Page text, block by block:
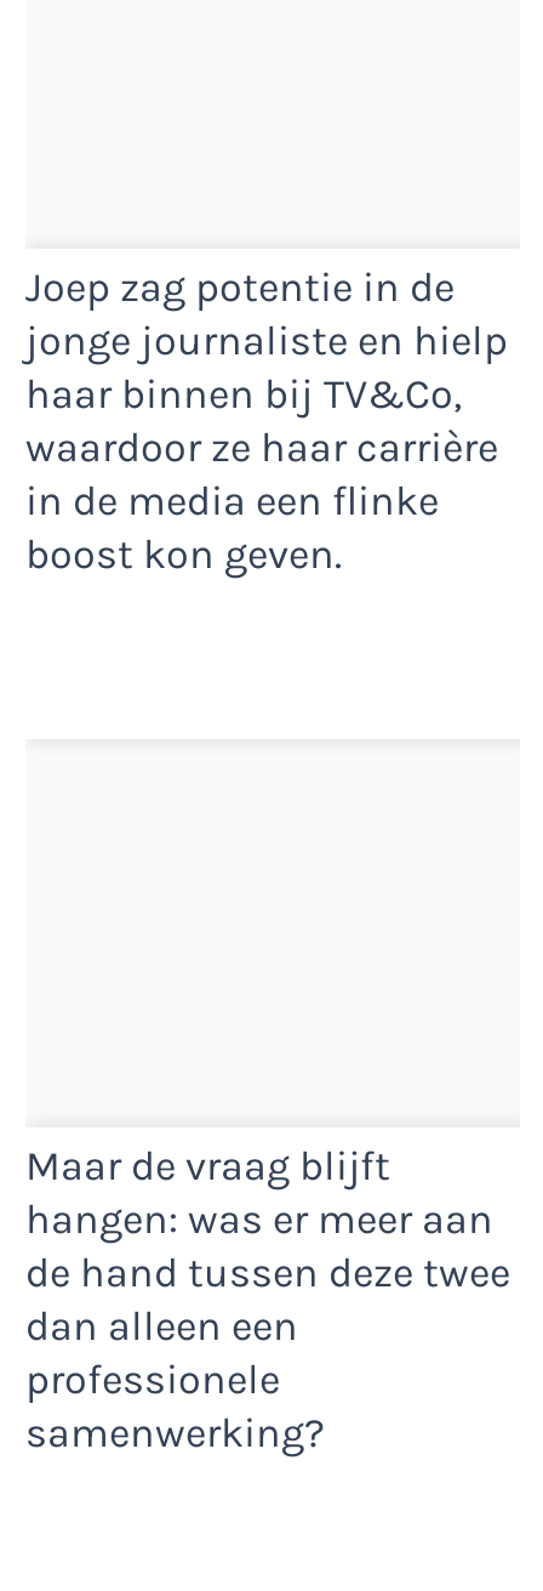
Joep zag potentie in de
jonge journaliste en hielp
haar binnen bij TV&Co,
waardoor ze haar carrière
in de media een flinke
boost kon geven.
Maar de vraag blijft
hangen: was er meer aan
de hand tussen deze twee
dan alleen een
professionele
samenwerking?